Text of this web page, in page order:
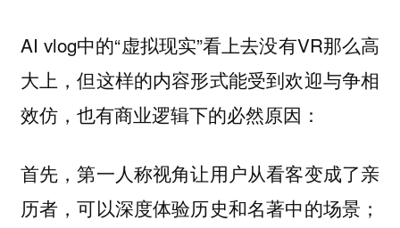
AI vlog中的“虚拟现实”看上去没有VR那么高
大上，但这样的内容形式能受到欢迎与争相
效仿，也有商业逻辑下的必然原因：
首先，第一人称视角让用户从看客变成了亲
历者，可以深度体验历史和名著中的场景；